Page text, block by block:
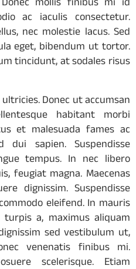
ac iaculis consectetur.
nec molestie lacus. Sed
eget, bibendum ut tortor.
tincidunt, at sodales risus
Donec ut accumsan
habitant morbi
et malesuada fames ac
dui sapien. Suspendisse
tempus. In nec libero
feugiat magna. Maecenas
dignissim. Suspendisse
eleifend. In mauris
a, maximus aliquam
sed vestibulum ut,
venenatis finibus mi.
scelerisque. Etiam